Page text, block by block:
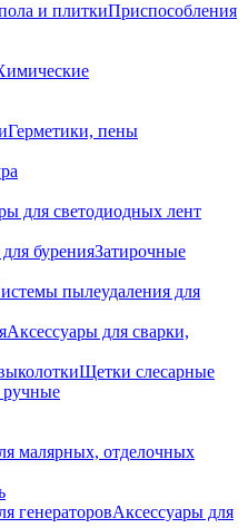
и плиткиПриспособления
Герметики, пены
для светодиодных лент
буренияЗатирочные
пылеудаления для
Аксессуары для сварки,
Щетки слесарные
малярных, отделочных
генераторовАксессуары для